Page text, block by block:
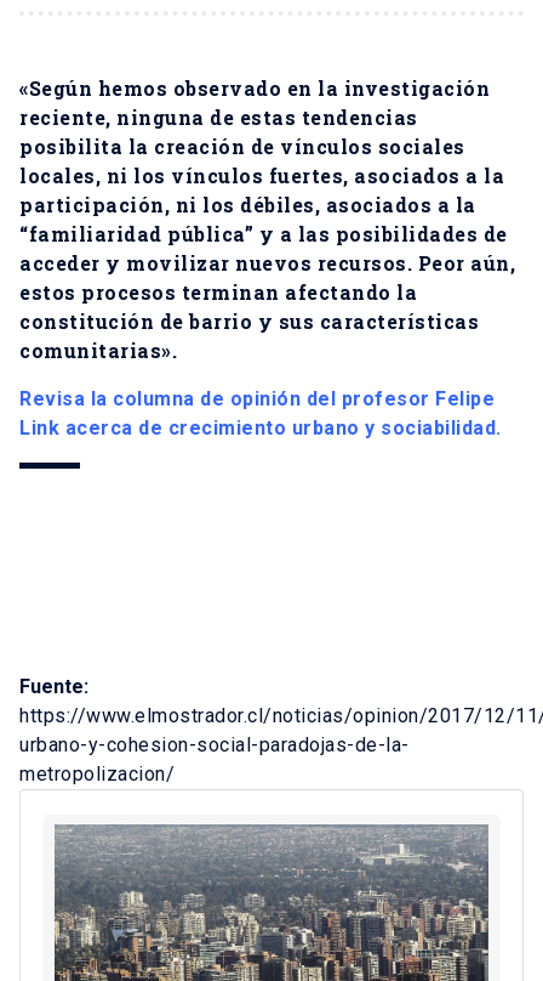
«Según hemos observado en la investigación
reciente, ninguna de estas tendencias
posibilita la creación de vínculos sociales
locales, ni los vínculos fuertes, asociados a la
participación, ni los débiles, asociados a la
“familiaridad pública” y a las posibilidades de
acceder y movilizar nuevos recursos. Peor aún,
estos procesos terminan afectando la
constitución de barrio y sus características
comunitarias».
Revisa la columna de opinión del profesor Felipe
Link acerca de crecimiento urbano y sociabilidad.
Fuente:
https://www.elmostrador.cl/noticias/opinion/2017/12/
urbano-y-cohesion-social-paradojas-de-la-
metropolizacion/